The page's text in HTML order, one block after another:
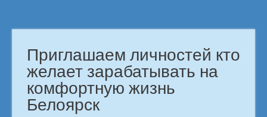
Приглашаем личностей кто
желает зарабатывать на
комфортную жизнь
Белоярск